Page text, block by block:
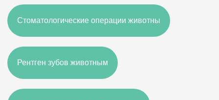
Стоматологические операции животны
Рентген зубов животным